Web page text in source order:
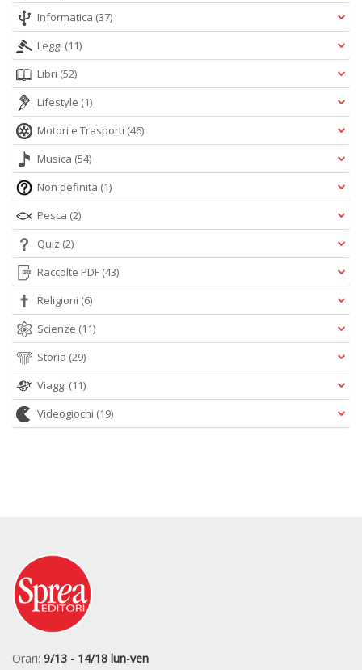
Informatica (37)
Leggi (11)
Libri (52)
Lifestyle (1)
Motori e Trasporti (46)
Musica (54)
Non definita (1)
Pesca (2)
Quiz (2)
Raccolte PDF (43)
Religioni (6)
Scienze (11)
Storia (29)
Viaggi (11)
Videogiochi (19)
Orari: 9/13 - 14/18 lun-ven